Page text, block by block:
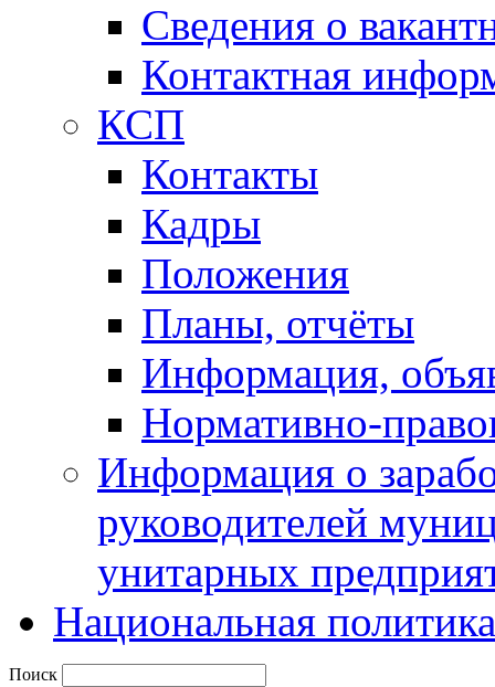
Сведения о
Контактная
КСП
Контакты
Кадры
Положения
Планы, отчёты
Информация,
Нормативно-
Информация о
руководителей
унитарных
Национальная политика
Поиск